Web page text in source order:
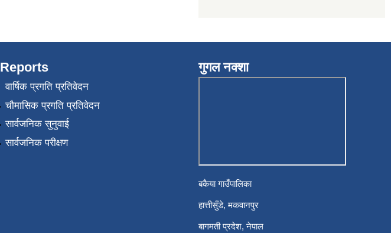
Reports
वार्षिक प्रगति प्रतिवेदन
चौमासिक प्रगति प्रतिवेदन
सार्वजनिक सुनुवाई
सार्वजनिक परीक्षण
गुगल नक्शा
बकैया गाउँपालिका
हात्तीसुँडे, मकवानपुर
बागमती प्रदेश, नेपाल